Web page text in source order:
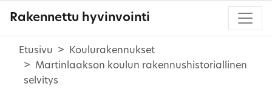
Rakennettu hyvinvointi
Etusivu
Koulurakennukset
Martinlaakson koulun rakennushistoriallinen
selvitys